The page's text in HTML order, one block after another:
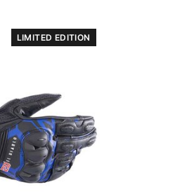
LIMITED EDITION